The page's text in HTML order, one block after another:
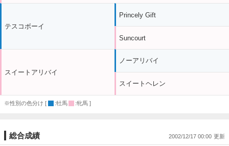
テスコボーイ
スイートアリバイ
Princely Gift
Suncourt
ノーアリバイ
スイートヘレン
※性別の色分け [ :牡馬 :牝馬 ]
総合成績 2002/12/17 00:00